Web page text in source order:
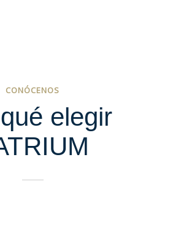
CONÓCENOS
elegir